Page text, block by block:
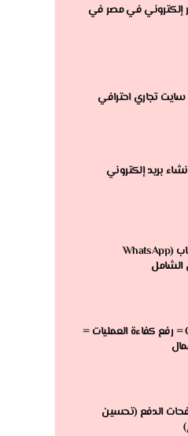
إلكتروني في مصر في
تجاري احترافي
بريد إلكتروني
شات بوت واتساب (WhatsApp
دمج ERP وCRM = رفع كفاءة العمليات =
الدفع (تحسين